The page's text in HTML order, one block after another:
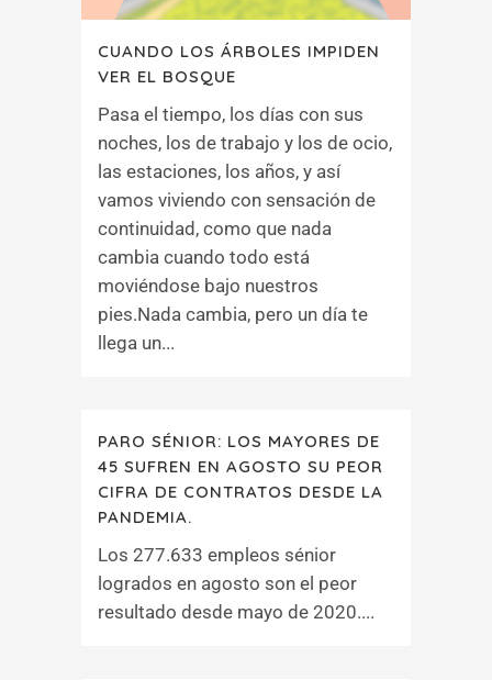
CUANDO LOS ÁRBOLES IMPIDEN
VER EL BOSQUE
Pasa el tiempo, los días con sus
noches, los de trabajo y los de ocio,
las estaciones, los años, y así
vamos viviendo con sensación de
continuidad, como que nada
cambia cuando todo está
moviéndose bajo nuestros
pies.Nada cambia, pero un día te
llega un...
PARO SÉNIOR: LOS MAYORES DE
45 SUFREN EN AGOSTO SU PEOR
CIFRA DE CONTRATOS DESDE LA
PANDEMIA.
Los 277.633 empleos sénior
logrados en agosto son el peor
resultado desde mayo de 2020....